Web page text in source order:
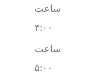
ساعت
۳:۰۰
ساعت
۵:۰۰